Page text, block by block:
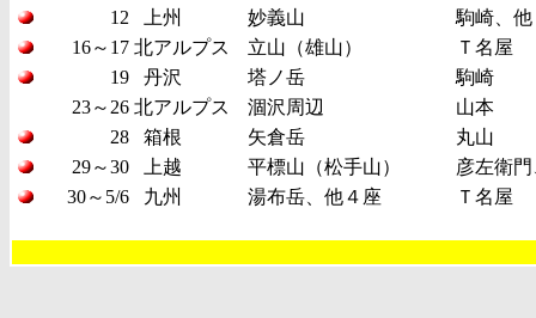
12 上州 妙義山
駒崎、
16～17 北アルプス 立山（雄山）
Ｔ名屋
19
丹沢 塔ノ岳
駒崎
23～26 北アルプス 涸沢周辺
山本
28
箱根 矢倉岳
丸山
29～30
上越 平標山（松手山）
彦左衛
30～5/6
九州 湯布岳、他４座 Ｔ名屋